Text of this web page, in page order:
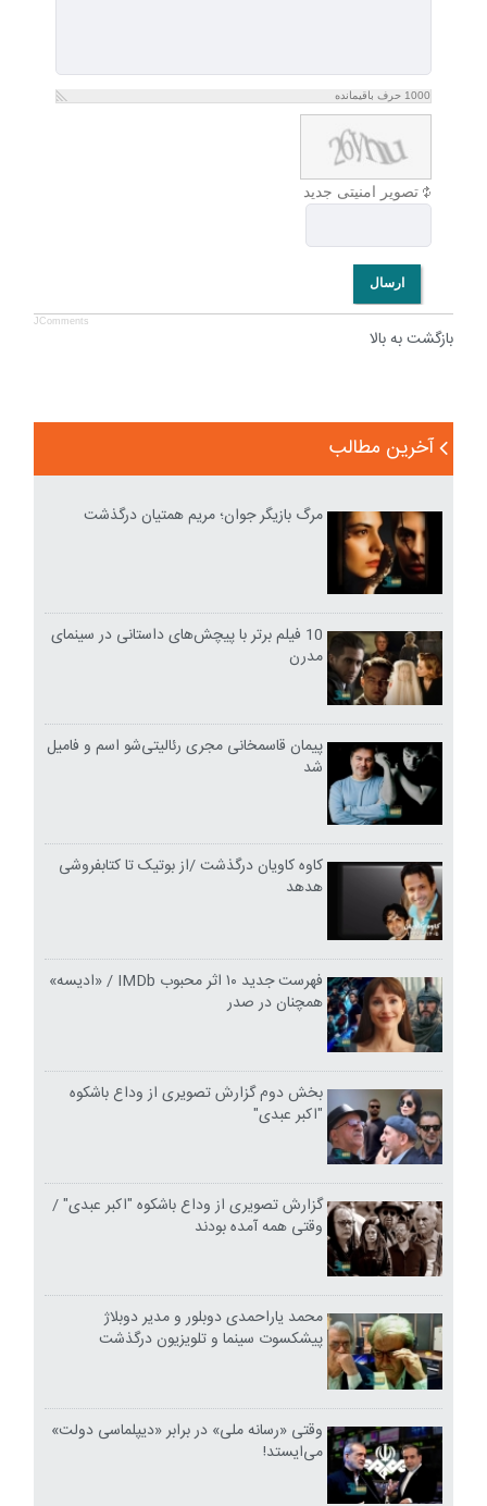
1000 حرف باقیمانده
تصویر امنیتی جدید
ارسال
JComments
بازگشت به بالا
آخرین مطالب
مرگ بازیگر جوان؛ مریم همتیان درگذشت
10 فیلم برتر با پیچش‌های داستانی در سینمای
مدرن
پیمان قاسمخانی مجری رئالیتی‌شو اسم و فامیل
شد
کاوه کاویان درگذشت /از بوتیک تا کتابفروشی
هدهد
فهرست جدید ۱۰ اثر محبوب IMDb / «ادیسه»
همچنان در صدر
بخش دوم گزارش تصویری از وداع باشکوه
"اکبر عبدی"
گزارش تصویری از وداع باشکوه "اکبر عبدی" /
وقتی همه آمده بودند
محمد یاراحمدی دوبلور و مدیر دوبلاژ
پیشکسوت سینما و تلویزیون درگذشت
وقتی «رسانه ملی» در برابر «دیپلماسی دولت»
می‌ایستد!